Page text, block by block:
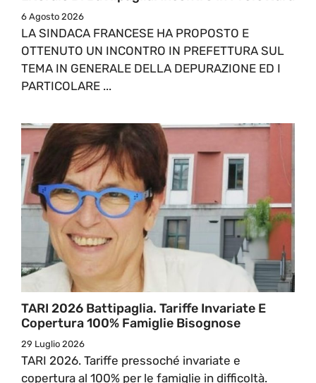
6 Agosto 2026
LA SINDACA FRANCESE HA PROPOSTO E
OTTENUTO UN INCONTRO IN PREFETTURA SUL
TEMA IN GENERALE DELLA DEPURAZIONE ED I
PARTICOLARE ...
TARI 2026 Battipaglia. Tariffe Invariate E
Copertura 100% Famiglie Bisognose
29 Luglio 2026
TARI 2026. Tariffe pressoché invariate e
copertura al 100% per le famiglie in difficoltà.